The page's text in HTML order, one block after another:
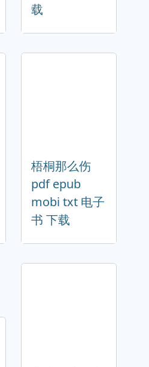
载
梧桐那么伤
pdf epub
mobi txt 电子
书 下载